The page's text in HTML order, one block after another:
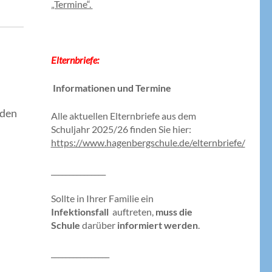
„Termine“.
Elternbriefe:
Informationen und Termine
Alle aktuellen Elternbriefe aus dem
Schuljahr 2025/26 finden Sie hier:
https://www.hagenbergschule.de/elternbriefe/
Sollte in Ihrer Familie ein
Infektionsfall auftreten, muss die
Schule darüber informiert werden.